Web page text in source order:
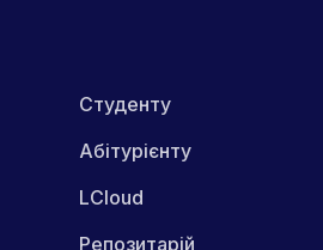
Студенту
Абітурієнту
LCloud
Репозитарій